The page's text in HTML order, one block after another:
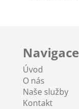
Navigace
Úvod
O nás
Naše služby
Kontakt